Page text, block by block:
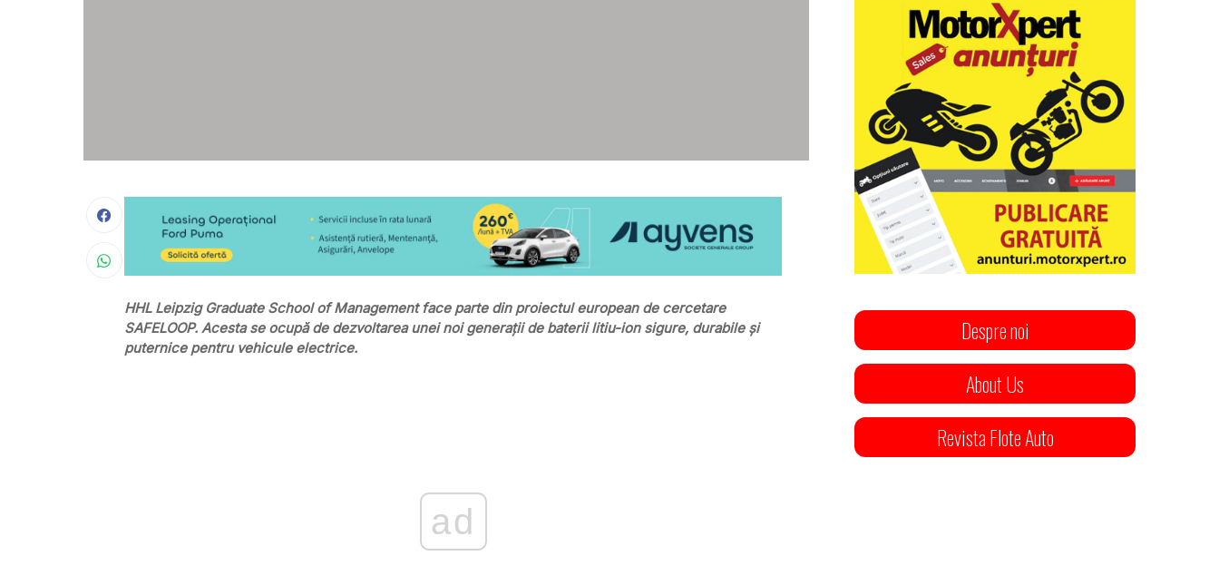
HHL Leipzig Graduate School of Management face parte din proiectul european de cercetare
SAFELOOP. Acesta se ocupă de dezvoltarea unei noi generații de baterii litiu-ion sigure, durabile și
puternice pentru vehicule electrice.
ad
Despre noi
About Us
Revista Flote Auto